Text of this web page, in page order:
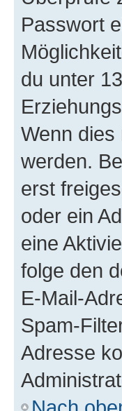
Passwort
du unter
Wenn
werden.
erst
oder ein
eine
folge den
E-Mail-
Spam-
Adresse